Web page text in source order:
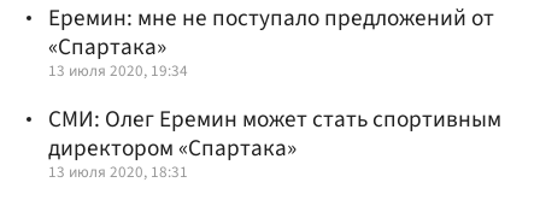
Еремин: мне не поступало предложений от
«Спартака»
13 июля 2020, 19:34
СМИ: Олег Еремин может стать спортивным
директором «Спартака»
13 июля 2020, 18:31